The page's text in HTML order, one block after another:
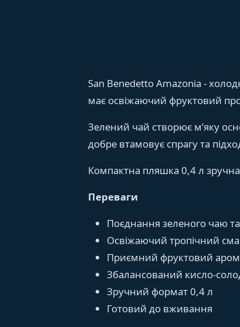
San Benedetto Amazonia -
має освіжаючий фруктовий
Зелений чай створює м’яку
добре втамовує спрагу та
Компактна пляшка 0,4 л
Переваги
Поєднання зеленого чаю
Освіжаючий тропічний
Приємний фруктовий
Збалансований кисло-
Зручний формат 0,4 л
Готовий до вживання